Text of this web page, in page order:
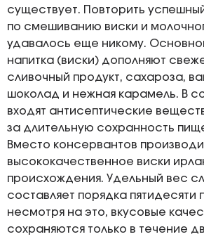
существует. Повторить
по смешиванию виски и
удавалось еще никому.
напитка (виски) дополняют
сливочный продукт, сахароза,
шоколад и нежная карамель. В
входят антисептические
за длительную сохранность
Вместо консервантов
высококачественное виски
происхождения. Удельный вес
составляет порядка пятидесяти
несмотря на это, вкусовые
сохраняются только в течение